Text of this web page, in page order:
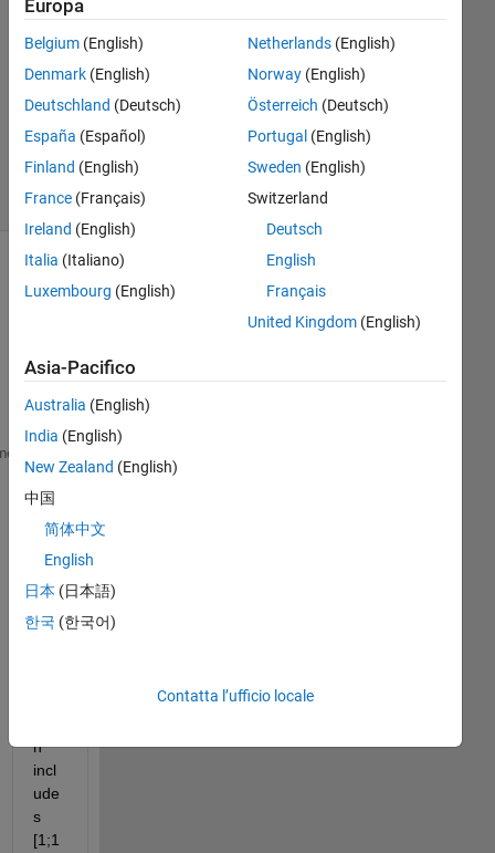
accettata
Aggiornato
6 Gen 2024
Visualizzazioni
(30 giorni)
% I
d to
find
the
mb
n
incl
ude
s
[1;1
Europa
Belgium (English)
Denmark (English)
Deutschland (Deutsch)
España (Español)
Finland (English)
France (Français)
Ireland (English)
Italia (Italiano)
Luxembourg (English)
Netherlands(English)
Norway(English)
Österreich (Deutsch)
Portugal (English)
Sweden (English)
Switzerland
Deutsch
English
Français
United Kingdom(English)
Asia-Pacifico
Australia (English)
India (English)
New Zealand (English)
中国
简体中文
English
日本 (日本語)
한국 (한국어)
Contatta l’ufficio locale